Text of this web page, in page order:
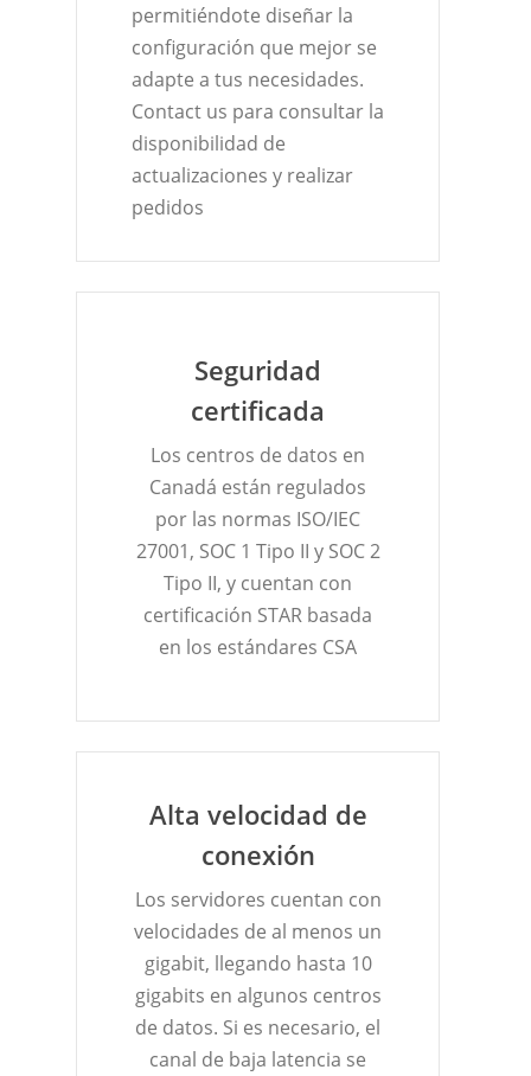
permitiéndote diseñar la
configuración que mejor se
adapte a tus necesidades.
Contact us para consultar la
disponibilidad de
actualizaciones y realizar
pedidos
Seguridad
certificada
Los centros de datos en
Canadá están regulados
por las normas ISO/IEC
27001, SOC 1 Tipo II y SOC 2
Tipo II, y cuentan con
certificación STAR basada
en los estándares CSA
Alta velocidad de
conexión
Los servidores cuentan con
velocidades de al menos un
gigabit, llegando hasta 10
gigabits en algunos centros
de datos. Si es necesario, el
canal de baja latencia se